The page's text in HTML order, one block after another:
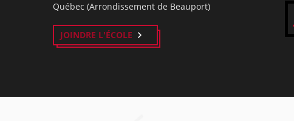
Québec (Arrondissement de Beauport)
JOINDRE L'ÉCOLE